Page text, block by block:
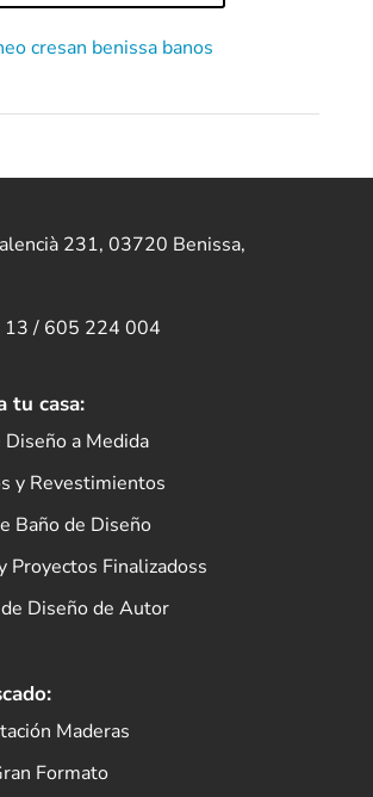
231, 03720 Benissa,
/ 605 224 004
tu casa:
Diseño a Medida
y Revestimientos
Baño de Diseño
Proyectos Finalizadoss
Diseño de Autor
Maderas
Formato